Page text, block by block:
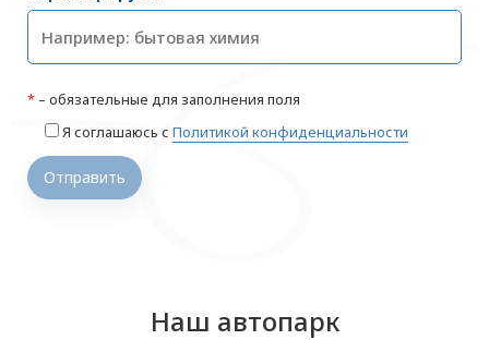
* – обязательные для заполнения поля
Я соглашаюсь с Политикой конфиденциальности
Отправить
Наш автопарк